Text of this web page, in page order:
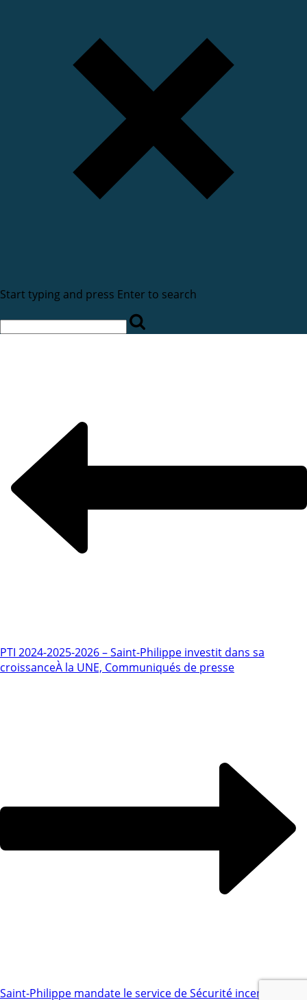
Start typing and press Enter to search
PTI 2024-2025-2026 – Saint-Philippe investit dans sa
croissanceÀ la UNE, Communiqués de presse
Saint-Philippe mandate le service de Sécurité incendie de